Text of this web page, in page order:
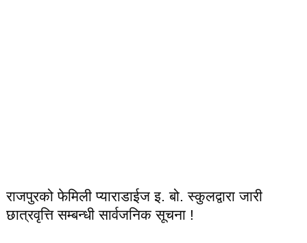
राजपुरको फेमिली प्याराडाईज इ. बो. स्कुलद्वारा जारी
छात्रवृत्ति सम्बन्धी सार्वजनिक सूचना !